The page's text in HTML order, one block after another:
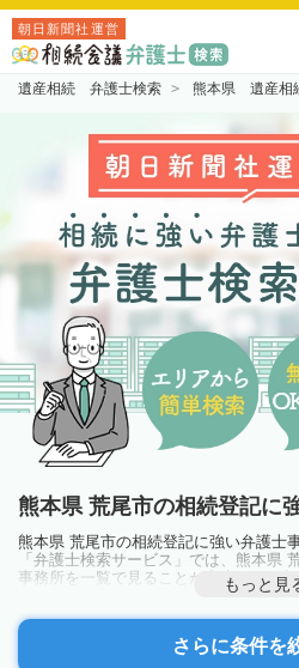
朝日新聞社運営
遺産相続 弁護士検索 熊本県 遺産相
熊本県 荒尾市の相続登記に
熊本県 荒尾市の相続登記に強い弁護士
「弁護士検索サービス」では、熊本県
事務所を一覧で見ることが出来ます。
いる方は一度近隣の弁護士に相談してみ
もっと見
さらに条件を